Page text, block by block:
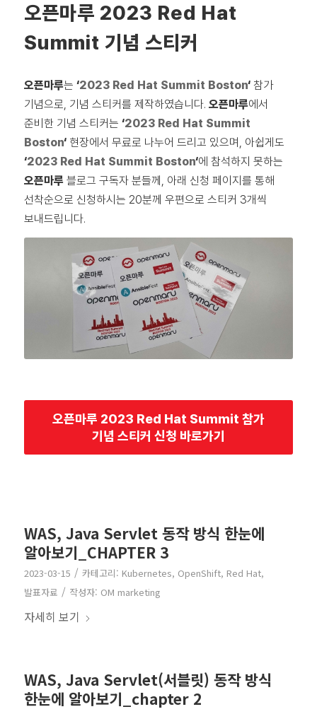
오픈마루 2023 Red Hat
Summit 기념 스티커
오픈마루는 ‘2023 Red Hat Summit Boston‘ 참가
기념으로, 기념 스티커를 제작하였습니다. 오픈마루에서
준비한 기념 스티커는 ‘2023 Red Hat Summit
Boston‘ 현장에서 무료로 나누어 드리고 있으며, 아쉽게도
‘2023 Red Hat Summit Boston‘에 참석하지 못하는
오픈마루 블로그 구독자 분들께, 아래 신청 페이지를 통해
선착순으로 신청하시는 20분께 우편으로 스티커 3개씩
보내드립니다.
오픈마루 2023 Red Hat Summit 참가
기념 스티커 신청 바로가기
WAS, Java Servlet 동작 방식 한눈에
알아보기_CHAPTER 3
2023-03-15 / 카테고리: Kubernetes, OpenShift, Red Hat,
발표자료 / 작성자: OM marketing
자세히 보기
WAS, Java Servlet(서블릿) 동작 방식
한눈에 알아보기_chapter 2